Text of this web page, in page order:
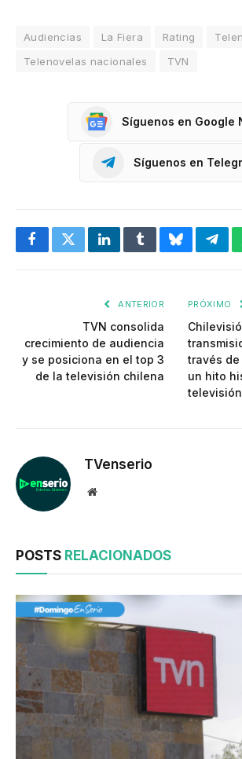
Audiencias La Fiera Rating
Telenovelas nacionales
TVN
Síguenos en Google
Síguenos en
FacebookTwitterLinkedInTumblrBluesky
ANTERIOR
TVN consolida
crecimiento de audiencia
y se posiciona en el top 3
de la televisión chilena
PRÓXIMO
través de
un hito
TVenserio
Website
POSTS RELACIONADOS